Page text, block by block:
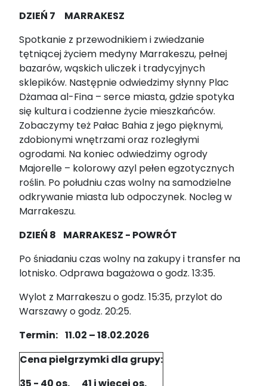
DZIEŃ 7 MARRAKESZ
Spotkanie z przewodnikiem i zwiedzanie
tętniącej życiem medyny Marrakeszu, pełnej
bazarów, wąskich uliczek i tradycyjnych
sklepików. Następnie odwiedzimy słynny Plac
Dżamaa al-Fina – serce miasta, gdzie spotyka
się kultura i codzienne życie mieszkańców.
Zobaczymy też Pałac Bahia z jego pięknymi,
zdobionymi wnętrzami oraz rozległymi
ogrodami. Na koniec odwiedzimy ogrody
Majorelle – kolorowy azyl pełen egzotycznych
roślin. Po południu czas wolny na samodzielne
odkrywanie miasta lub odpoczynek. Nocleg w
Marrakeszu.
DZIEŃ 8 MARRAKESZ - POWRÓT
Po śniadaniu czas wolny na zakupy i transfer na
lotnisko. Odprawa bagażowa o godz. 13:35.
Wylot z Marrakeszu o godz. 15:35, przylot do
Warszawy o godz. 20:25.
Termin: 11.02 – 18.02.2026
Cena pielgrzymki dla grupy: